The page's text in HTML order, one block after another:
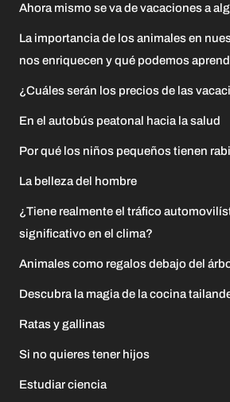
Ahora mismo se va de vacaciones a
La importancia de los animales en
nos enriquecen y qué podemos
¿Cuáles serán los precios de las
En el autobús peatonal hacia la salud
Por qué los niños pequeños tienen
La belleza del hombre
¿Tiene realmente el tráfico
significativo en el clima?
Animales como regalos debajo del
Descubra la magia de la cocina
Ratas y gallinas
Si no quieres tener hijos
Estudiar ciencia